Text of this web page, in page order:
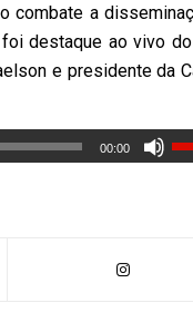
combate a
destaque ao vivo
e presidente da
00:00